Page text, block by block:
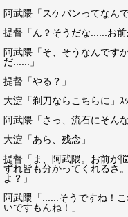
阿武隈「スケバンってなんで
提督「ん？そうだな......お
阿武隈「そ、そうなんです
だ......」
提督「やる？」
大淀「剃刀ならこちらに」ｽｯ
阿武隈「さっ、流石にそん
大淀「あら、残念」
提督「ま、阿武隈。お前が
ずれ皆も分かってくれるさ
よ？」
阿武隈「......そうですね！
いですもんね！」